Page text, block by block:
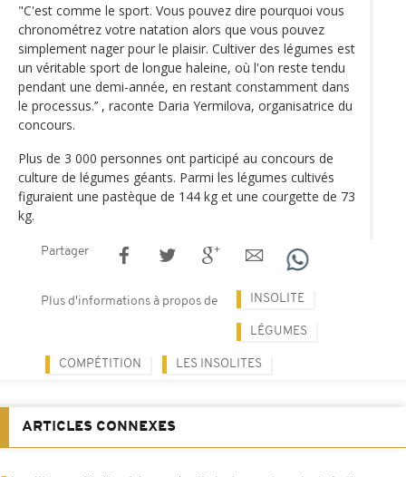
"C'est comme le sport. Vous pouvez dire pourquoi vous
chronométrez votre natation alors que vous pouvez
simplement nager pour le plaisir. Cultiver des légumes est
un véritable sport de longue haleine, où l'on reste tendu
pendant une demi-année, en restant constamment dans
le processus.’’ , raconte Daria Yermilova, organisatrice du
concours.
Plus de 3 000 personnes ont participé au concours de
culture de légumes géants. Parmi les légumes cultivés
figuraient une pastèque de 144 kg et une courgette de 73
kg.
Partager
Plus d'informations à propos de INSOLITE
LÉGUMES
COMPÉTITION LES INSOLITES
ARTICLES CONNEXES